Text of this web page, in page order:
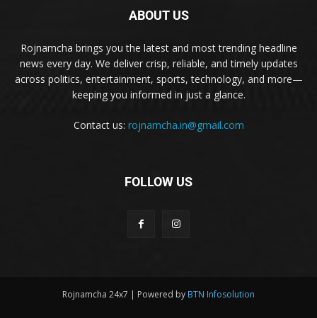
ABOUT US
Rojnamcha brings you the latest and most trending headline
news every day. We deliver crisp, reliable, and timely updates
across politics, entertainment, sports, technology, and more—
keeping you informed in just a glance.
Contact us: rojnamcha.in@gmail.com
FOLLOW US
Rojnamcha 24x7 | Powered by BTN Infosolution